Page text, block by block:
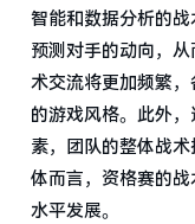
智能和数据分析的
预测对手的动向，
术交流将更加频繁
的游戏风格。此外
素，团队的整体战
体而言，资格赛的
水平发展。